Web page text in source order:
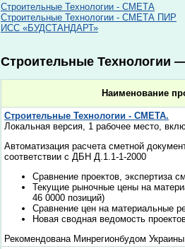
Строительные Технологии - СМЕТА
Строительные Технологии - СМЕТА ПИР
ИСС «БУДСТАНДАРТ»
Строительные Технологии
Наименование
Строительные Технологии - СМЕТА.
Локальная версия, 1 рабочее место,
Автоматизация расчета сметной
соответствии с ДБН Д.1.1-1-2000
Сравнение проектов, экспертиза
Текущие рыночные цены на
46 0000 позиций)
Сравнение цен на материальные
Новая сводная ведомость
Рекомендована Минрегионбудом